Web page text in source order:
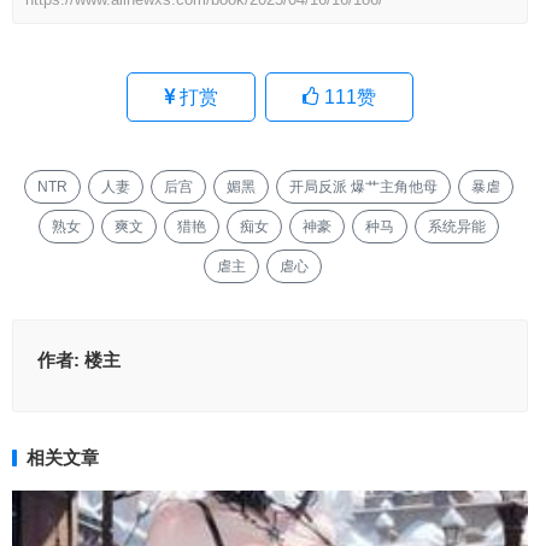
打赏 111赞
NTR 人妻 后宫 媚黑 开局反派 爆艹主角他母 暴虐
熟女 爽文 猎艳 痴女 神豪 种马 系统异能
虐主 虐心
作者: 楼主
相关文章